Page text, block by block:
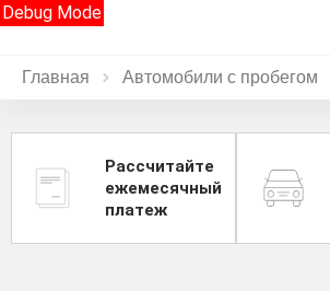
Debug Mode
Главная Автомобили с пробегом
Рассчитайте
ежемесячный
платеж